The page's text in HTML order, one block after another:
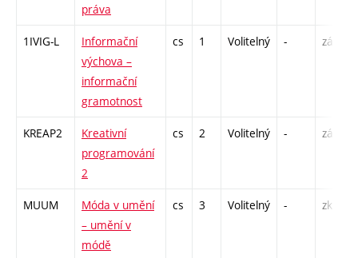
práva
1IVIG-L
Informační
výchova –
informační
gramotnost
cs 1 Volitelný - zá
KREAP2
Kreativní
programování
2
cs 2 Volitelný - zá
MUUM
Móda v umění
– umění v
módě
cs 3 Volitelný - zk